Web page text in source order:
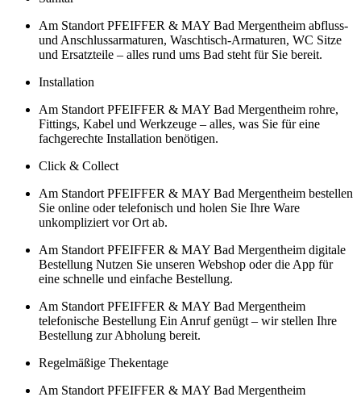
Am Standort PFEIFFER & MAY Bad Mergentheim abfluss-
und Anschlussarmaturen, Waschtisch-Armaturen, WC Sitze
und Ersatzteile – alles rund ums Bad steht für Sie bereit.
Installation
Am Standort PFEIFFER & MAY Bad Mergentheim rohre,
Fittings, Kabel und Werkzeuge – alles, was Sie für eine
fachgerechte Installation benötigen.
Click & Collect
Am Standort PFEIFFER & MAY Bad Mergentheim bestellen
Sie online oder telefonisch und holen Sie Ihre Ware
unkompliziert vor Ort ab.
Am Standort PFEIFFER & MAY Bad Mergentheim digitale
Bestellung Nutzen Sie unseren Webshop oder die App für
eine schnelle und einfache Bestellung.
Am Standort PFEIFFER & MAY Bad Mergentheim
telefonische Bestellung Ein Anruf genügt – wir stellen Ihre
Bestellung zur Abholung bereit.
Regelmäßige Thekentage
Am Standort PFEIFFER & MAY Bad Mergentheim